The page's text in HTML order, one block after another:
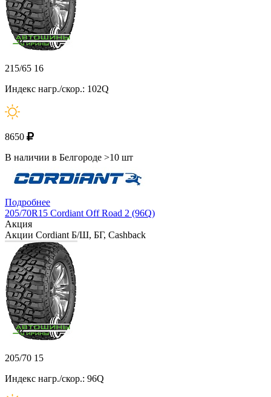
215/65 16
Индекс нагр./скор.: 102Q
8650
В наличии в Белгороде >10 шт
Подробнее
205/70R15 Cordiant Off Road 2 (96Q)
Акция
Акции Cordiant Б/Ш, БГ, Cashback
205/70 15
Индекс нагр./скор.: 96Q